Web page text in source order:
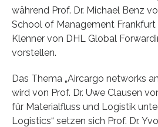
während Prof. Dr. Michael Benz
School of Management Frankfurt
Klenner von DHL Global
vorstellen.
Das Thema „Aircargo networks
wird von Prof. Dr. Uwe Clausen
für Materialfluss und Logistik
Logistics“ setzen sich Prof. Dr.